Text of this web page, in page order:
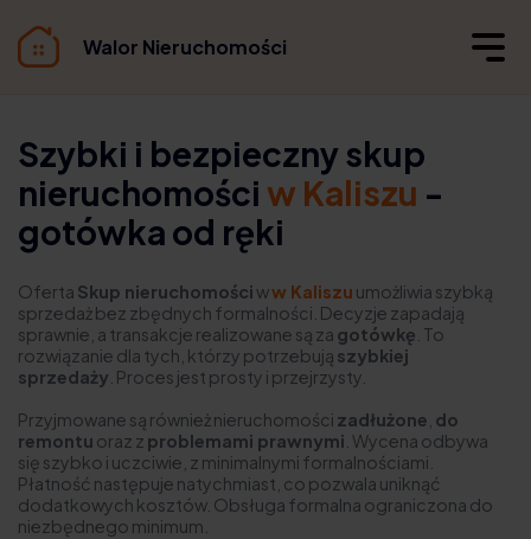
Walor Nieruchomości
Szybki i bezpieczny skup
nieruchomości w Kaliszu -
gotówka od ręki
Oferta Skup nieruchomościww Kaliszu umożliwia szybką
sprzedaż bez zbędnych formalności. Decyzje zapadają
sprawnie, a transakcje realizowane są za gotówkę . To
rozwiązanie dla tych, którzy potrzebują szybkiej
sprzedaży . Proces jest prosty i przejrzysty.
Przyjmowane są również nieruchomości zadłużone do
remontu oraz z problemami prawnymi . Wycena odbywa
się szybko i uczciwie, z minimalnymi formalnościami.
Płatność następuje natychmiast, co pozwala uniknąć
dodatkowych kosztów. Obsługa formalna ograniczona do
niezbędnego minimum.